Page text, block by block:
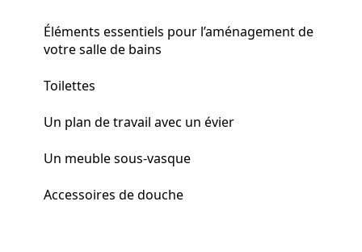
Éléments essentiels pour l’aménagement de
votre salle de bains
Toilettes
Un plan de travail avec un évier
Un meuble sous-vasque
Accessoires de douche